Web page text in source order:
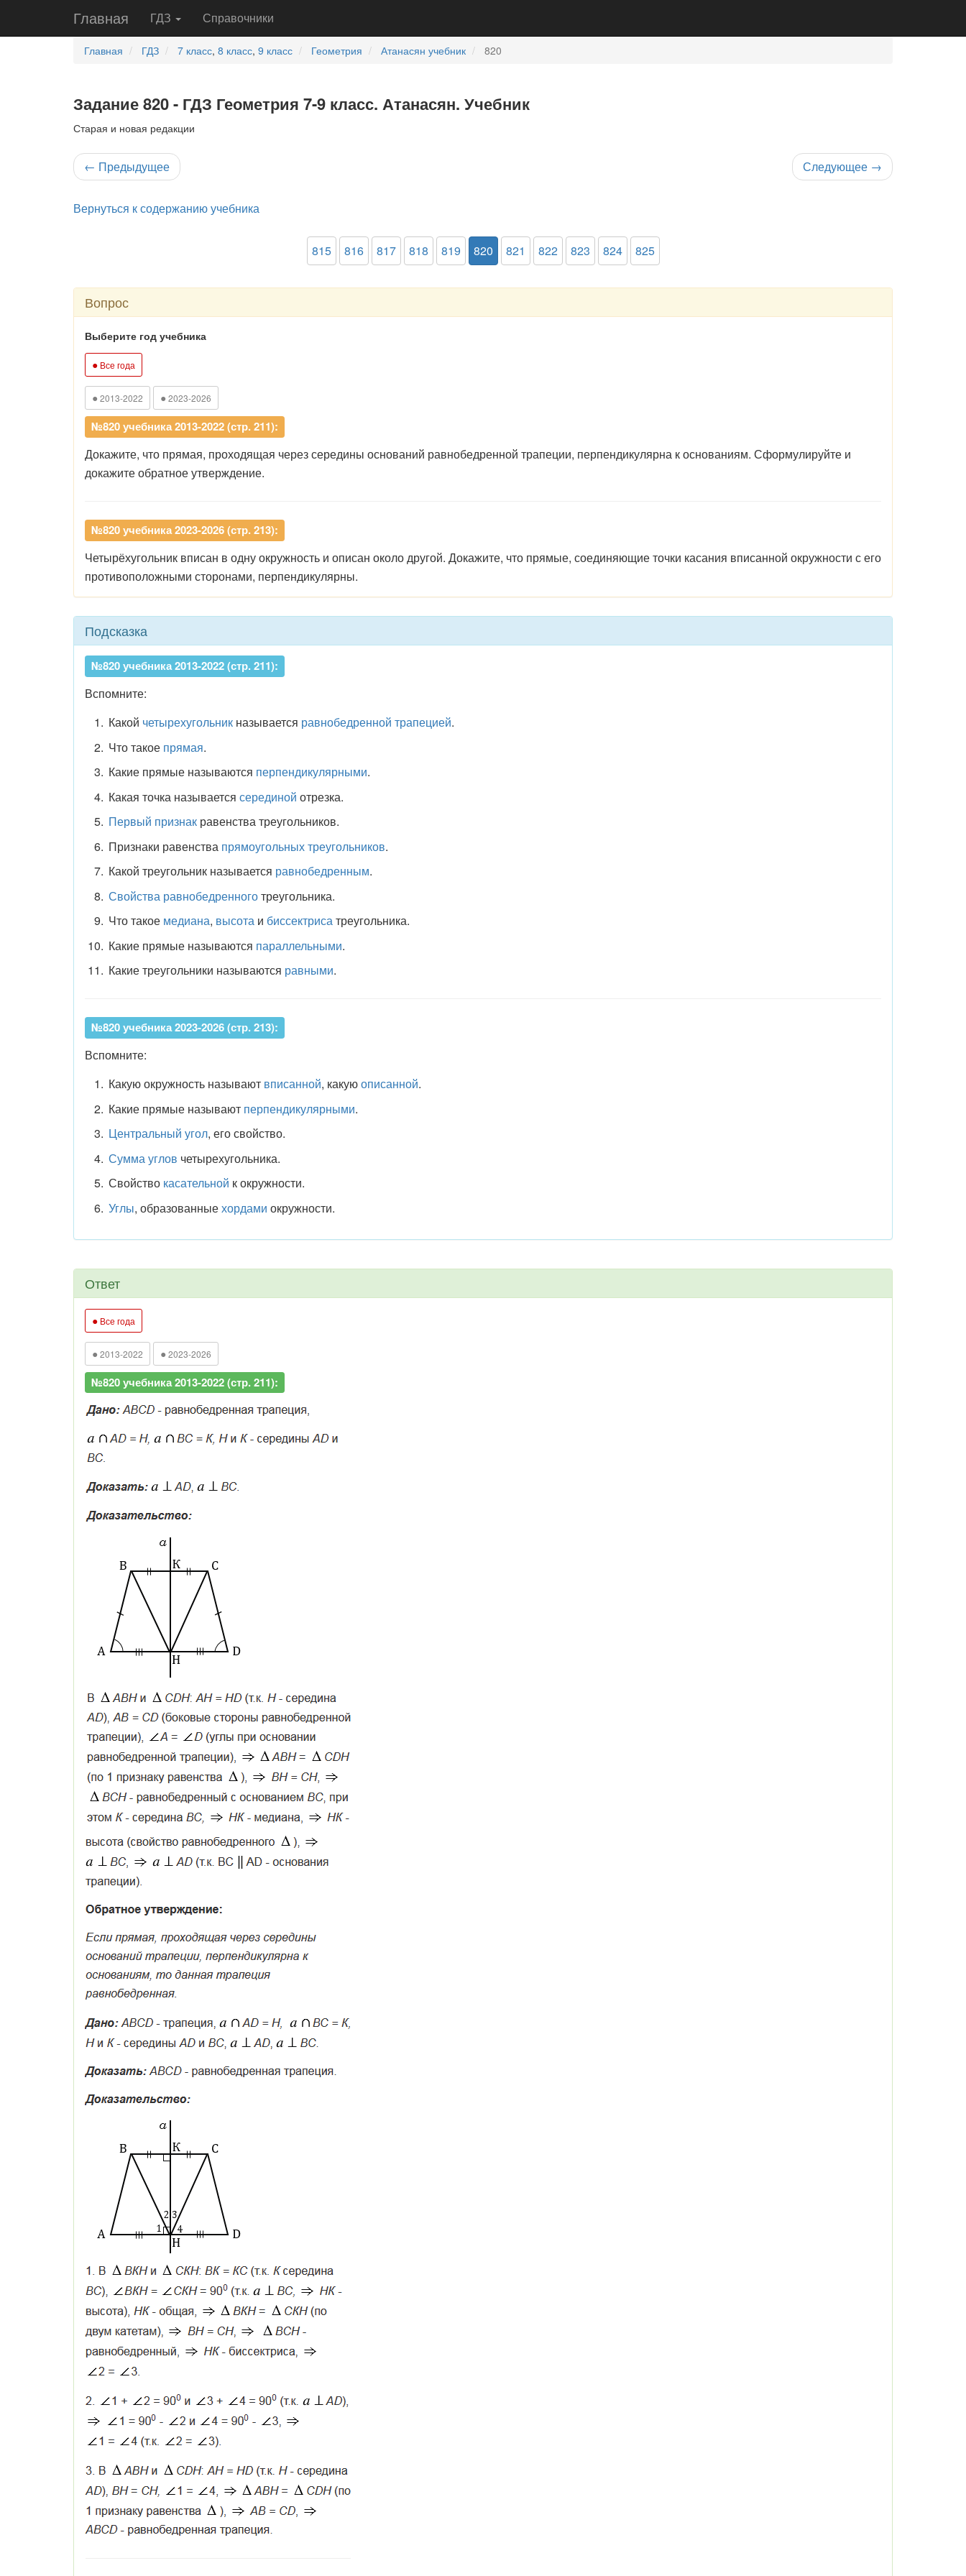
Главная ГДЗ Справочники
Главная ГДЗ 7 класс, 8 класс, 9 класс Геометрия Атанасян учебник 820
Задание 820 - ГДЗ Геометрия 7-9 класс. Атанасян. Учебник
Старая и новая редакции
← Предыдущее Следующее →
Вернуться к содержанию учебника
815 816 817 818 819 820 821 822 823 824 825
Вопрос
Выберите год учебника
● Все года
● 2013-2022 ● 2023-2026
№820 учебника 2013-2022 (стр. 211):
Докажите, что прямая, проходящая через середины оснований равнобедренной трапеции, перпендикулярна к основаниям. Сформулируйте и
докажите обратное утверждение.
№820 учебника 2023-2026 (стр. 213):
Четырёхугольник вписан в однуокружность и описан околодругой. Докажите, что прямые, соединяющиеточки касания вписанной окружности сего
противоположными сторонами, перпендикулярны.
Подсказка
№820 учебника 2013-2022 (стр. 211):
Вспомните:
Какой четырехугольникназывается равнобедренной трапецией.
Что такое прямая.
Какие прямые называются перпендикулярными.
Какая точка называется серединой отрезка.
Первый признакравенства треугольников.
Признаки равенства прямоугольных треугольников.
Какой треугольник называется равнобедренным.
Свойства равнобедренноготреугольника.
Что такое медиана, высотаи биссектрисатреугольника.
Какие прямые называются параллельными.
Какие треугольники называются равными.
№820 учебника 2023-2026 (стр. 213):
Вспомните:
Какую окружность называют вписанной, какуюописанной.
Какие прямые называют перпендикулярными.
Центральный угол, его свойство.
Сумма углов четырехугольника.
Свойство касательной к окружности.
Углы, образованныехордами окружности.
Ответ
● Все года
● 2013-2022 ● 2023-2026
№820 учебника 2013-2022 (стр. 211):